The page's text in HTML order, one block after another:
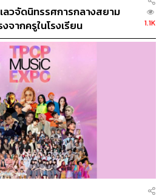
เรียนสตรีวิทยา
งแบบ
ลวจัดนิทรรศการกลางสยาม
จากครูในโรงเรียน
1.1K